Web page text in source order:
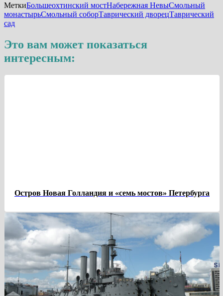
МеткиБольшеохтинский мостНабережная НевыСмольный
монастырьСмольный соборТаврический дворецТаврический
сад
Это вам может показаться
интересным:
Остров Новая Голландия и «семь мостов» Петербурга